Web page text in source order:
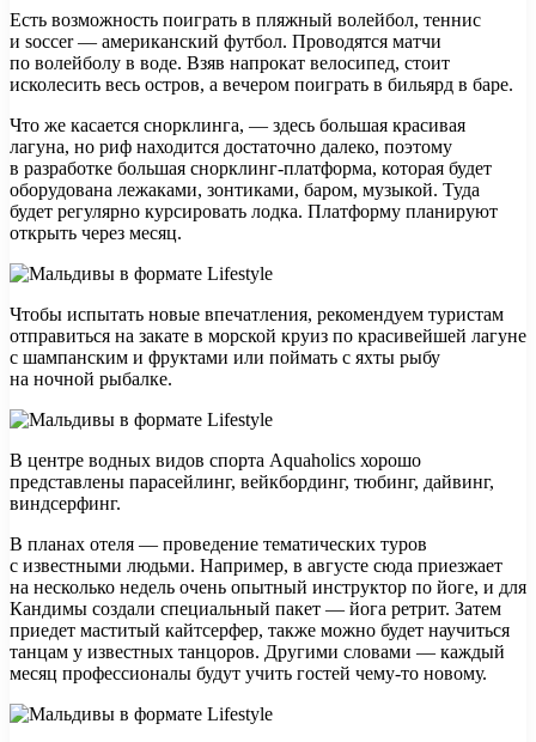
Есть возможность поиграть в пляжный волейбол, теннис
и soccer — американский футбол. Проводятся матчи
по волейболу в воде. Взяв напрокат велосипед, стоит
исколесить весь остров, а вечером поиграть в бильярд в баре.
Что же касается снорклинга, — здесь большая красивая
лагуна, но риф находится достаточно далеко, поэтому
в разработке большая снорклинг-платформа, которая будет
оборудована лежаками, зонтиками, баром, музыкой. Туда
будет регулярно курсировать лодка. Платформу планируют
открыть через месяц.
Чтобы испытать новые впечатления, рекомендуем туристам
отправиться на закате в морской круиз по красивейшей лагуне
с шампанским и фруктами или поймать с яхты рыбу
на ночной рыбалке.
В центре водных видов спорта Aquaholics хорошо
представлены парасейлинг, вейкбординг, тюбинг, дайвинг,
виндсерфинг.
В планах отеля — проведение тематических туров
с известными людьми. Например, в августе сюда приезжает
на несколько недель очень опытный инструктор по йоге, и для
Кандимы создали специальный пакет — йога ретрит. Затем
приедет маститый кайтсерфер, также можно будет научиться
танцам у известных танцоров. Другими словами — каждый
месяц профессионалы будут учить гостей чему-то новому.